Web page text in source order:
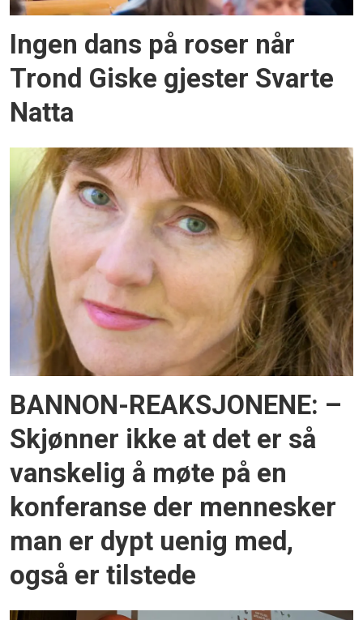
Ingen dans på roser når
Trond Giske gjester Svarte
Natta
BANNON-REAKSJONENE: –
Skjønner ikke at det er så
vanskelig å møte på en
konferanse der mennesker
man er dypt uenig med,
også er tilstede